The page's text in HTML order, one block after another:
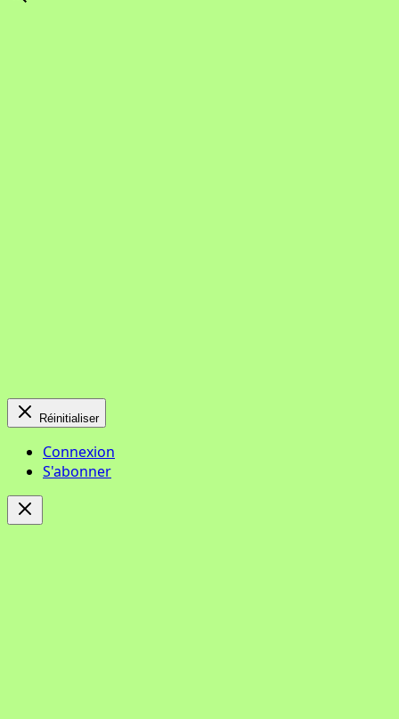
Réinitialiser
Connexion
S'abonner